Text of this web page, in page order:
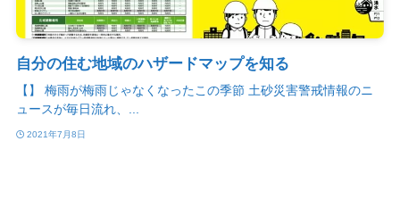
自分の住む地域のハザードマップを知る
【】 梅雨が梅雨じゃなくなったこの季節 土砂災害警戒情報のニ
ュースが毎日流れ、...
2021年7月8日